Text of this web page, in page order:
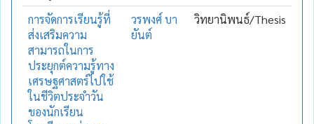
การจัดการเรียนรู้ที่
ส่งเสริมความ
สามารถในการ
ประยุกต์ความรู้ทาง
เศรษฐศาสตร์ไปใช้
ในชีวิตประจำวัน
ของนักเรียน
วรพงศ์ บา
ยันต์
วิทยานิพนธ์/Thesis